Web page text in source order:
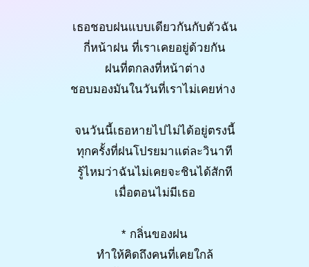
เธอชอบฝนแบบเดียวกันกับตัวฉัน
กี่หน้าฝน ที่เราเคยอยู่ด้วยกัน
ฝนที่ตกลงที่หน้าต่าง
ชอบมองมันในวันที่เราไม่เคยห่าง
จนวันนี้เธอหายไปไม่ได้อยู่ตรงนี้
ทุกครั้งที่ฝนโปรยมาแต่ละวินาที
รู้ไหมว่าฉันไม่เคยจะชินได้สักที
เมื่อตอนไม่มีเธอ
* กลิ่นของฝน
ทำให้คิดถึงคนที่เคยใกล้